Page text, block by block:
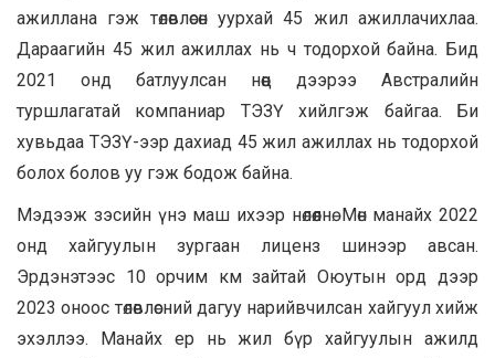
ажиллана гэж төлөвлөсөн уурхай 45 жил ажиллачихлаа.
Дараагийн 45 жил ажиллах нь ч тодорхой байна. Бид
2021 онд батлуулсан нөөц дээрээ Австралийн
туршлагатай компаниар ТЭЗҮ хийлгэж байгаа. Би
хувьдаа ТЭЗҮ-ээр дахиад 45 жил ажиллах нь тодорхой
болох болов уу гэж бодож байна.
Мэдээж зэсийн үнэ маш ихээр нөлөөлнө. Мөн манайх 2022
онд хайгуулын зургаан лиценз шинээр авсан.
Эрдэнэтээс 10 орчим км зайтай Оюутын орд дээр
2023 оноос төлөвлөсний дагуу нарийвчилсан хайгуул хийж
эхэллээ. Манайх ер нь жил бүр хайгуулын ажилд